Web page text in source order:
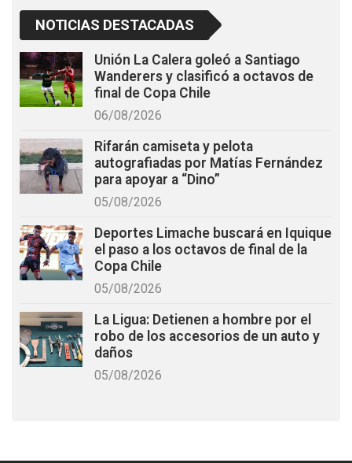
NOTICIAS DESTACADAS
Unión La Calera goleó a Santiago
Wanderers y clasificó a octavos de
final de Copa Chile
06/08/2026
Rifarán camiseta y pelota
autografiadas por Matías Fernández
para apoyar a “Dino”
05/08/2026
Deportes Limache buscará en Iquique
el paso a los octavos de final de la
Copa Chile
05/08/2026
La Ligua: Detienen a hombre por el
robo de los accesorios de un auto y
daños
05/08/2026